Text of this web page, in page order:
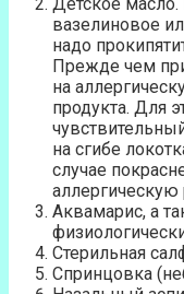
вазелиновое
надо
Прежде чем
на
продукта. Для
на сгибе
случае
Аквамарис, а
Стерильная
Спринцовка